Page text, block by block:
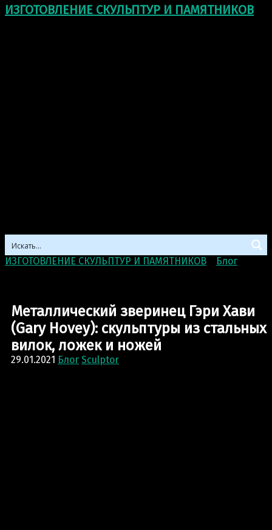
ИЗГОТОВЛЕНИЕ СКУЛЬПТУР И ПАМЯТНИКОВ
ИЗГОТОВЛЕНИЕ СКУЛЬПТУР И ПАМЯТНИКОВ Блог>
Металлический зверинец Гэри Хави
(Gary Hovey): скульптуры из стальных
вилок, ложек и ножей
29.01.2021 Блог Sculptor